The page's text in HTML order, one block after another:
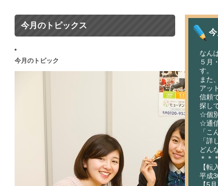
今月のトピックス
今月のトピック
なん
５月
す。
また
アッ
信頼
探し
☆個
☆通
「こ
「詳
どん
＊＊
【転
平成